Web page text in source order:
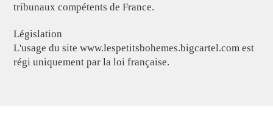
tribunaux compétents de France.
Législation
L'usage du site www.lespetitsbohemes.bigcartel.com est
régi uniquement par la loi française.